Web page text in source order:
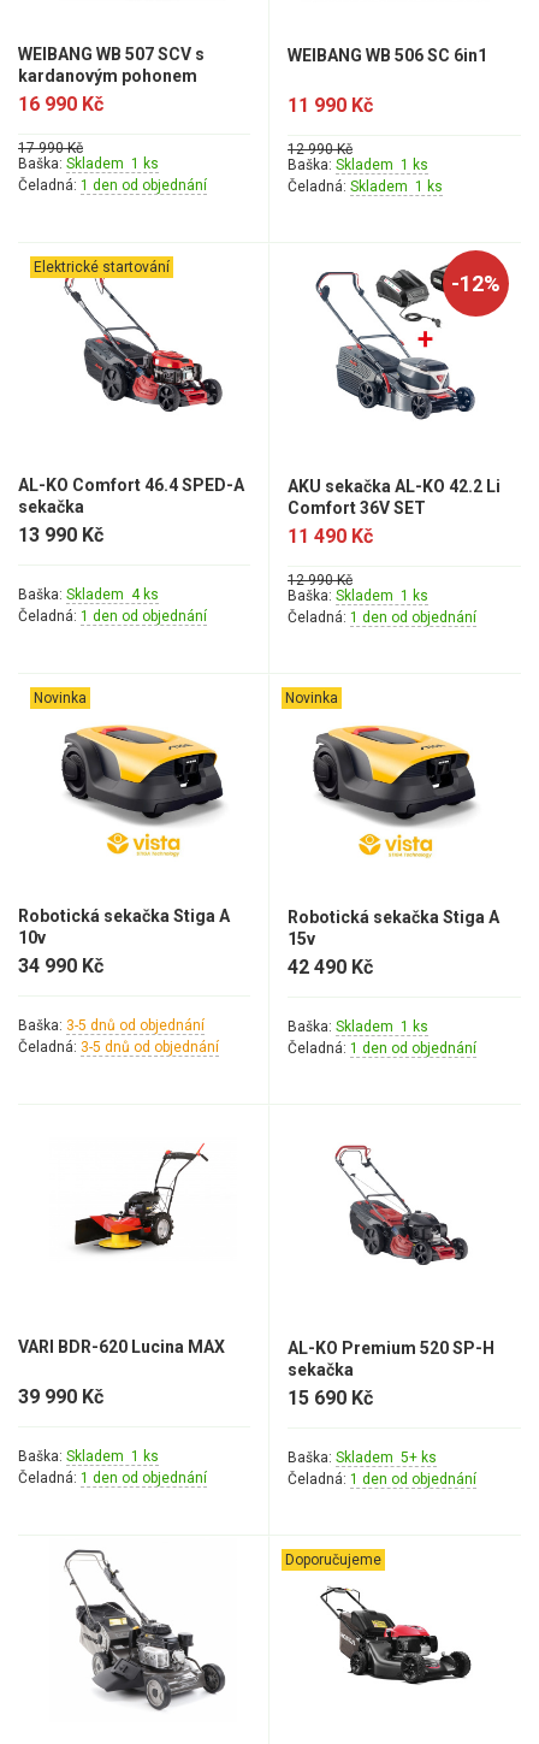
Sněhové frézy
Vertikutátory
Kultivátory
Vysavače a foukače
Elektrocentrály
Štěpkovače a drtiče
Elektrické tříkolky
Elektrické tříkolky pracovní
Elektrické čtyřkolky
Náhradní díly
Náhradní díly pro motorové pily
Zahradní traktory
Náhradní díly pro křovinořezy
Náhradní díly pro sekačky
WEIBANG WB 507 SCV s
kardanovým pohonem
16 990 Kč
17 990 Kč
Baška: Skladem 1 ks
Čeladná: 1 den od objednání
WEIBANG WB 506 SC 6in1
11 990 Kč
12 990 Kč
Baška: Skladem 1 ks
Čeladná: Skladem 1 ks
Elektrické startování
AL-KO Comfort 46.4 SPED-A
sekačka
13 990 Kč
Baška: Skladem 4 ks
Čeladná: 1 den od objednání
-12%
AKU sekačka AL-KO 42.2 Li
Comfort 36V SET
11 490 Kč
12 990 Kč
Baška: Skladem 1 ks
Čeladná: 1 den od objednání
Novinka
Robotická sekačka Stiga A
10v
34 990 Kč
Baška: 3-5 dnů od objednání
Čeladná: 3-5 dnů od objednání
Novinka
Robotická sekačka Stiga A
15v
42 490 Kč
Baška: Skladem 1 ks
Čeladná: 1 den od objednání
VARI BDR-620 Lucina MAX
39 990 Kč
Baška: Skladem 1 ks
Čeladná: 1 den od objednání
AL-KO Premium 520 SP-H
sekačka
15 690 Kč
Baška: Skladem 5+ ks
Čeladná: 1 den od objednání
Doporučujeme